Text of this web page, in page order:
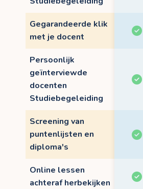
Gegarandeerde klik
met je docent
Persoonlijk
geïnterviewde
docenten
Studiebegeleiding
Screening van
puntenlijsten en
diploma's
Online lessen
achteraf herbekijken